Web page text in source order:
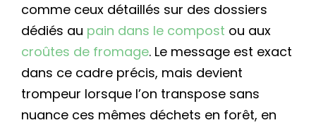
comme ceux détaillés sur des dossiers
dédiés au pain dans le compost ou aux
croûtes de fromage. Le message est exact
dans ce cadre précis, mais devient
trompeur lorsque l’on transpose sans
nuance ces mêmes déchets en forêt, en